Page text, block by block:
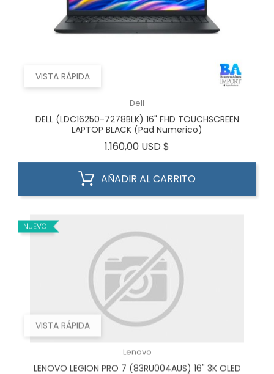
VISTA RÁPIDA
Dell
DELL (LDC16250-7278BLK) 16" FHD TOUCHSCREEN
LAPTOP BLACK (Pad Numerico)
1.160,00 USD $
AÑADIR AL CARRITO
VISTA RÁPIDA
NUEVO
Lenovo
LENOVO LEGION PRO 7 (83RU004AUS) 16" 3K OLED